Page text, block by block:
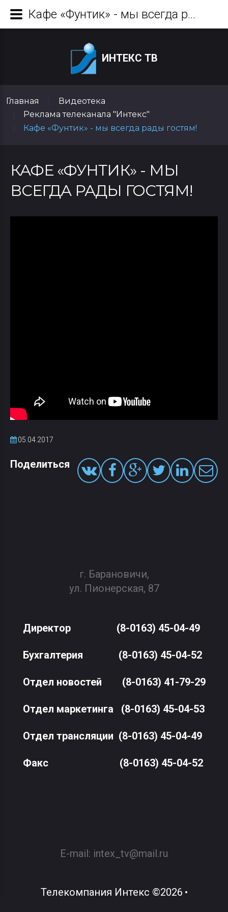
ИНТЕКС ТВ
Главная
Видеотека
Реклама телеканала "Интекс"
Кафе «Фунтик» - мы всегда рады гостям!
КАФЕ «ФУНТИК» - МЫ
ВСЕГДА РАДЫ ГОСТЯМ!
05.04.2017
Поделиться
г. Барановичи,
ул. Пионерская, 87
Директор (8-0163) 45-04-49
Бухгалтерия (8-0163) 45-04-52
Отдел новостей (8-0163) 41-79-29
Отдел маркетинга (8-0163) 45-04-53
Отдел трансляции (8-0163) 45-04-49
Факс(8-0163) 45-04-52
E-mail: intex_tv@mail.ru
Телекомпания Интекс ©2026
Кафе «Фунтик» - мы всегда рады гостям!